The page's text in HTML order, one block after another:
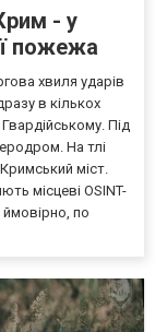
- у
пожежа
хвиля ударів
в кількох
Під
На тлі
міст.
місцеві OSINT-
ймовірно, по